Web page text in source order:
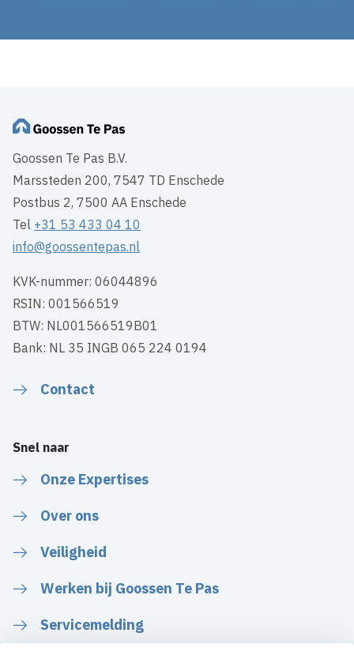
Goossen Te Pas B.V.
Marssteden 200, 7547 TD Enschede
Postbus 2, 7500 AA Enschede
Tel +31 53 433 04 10
info@goossentepas.nl
KVK-nummer: 06044896
RSIN: 001566519
BTW: NL001566519B01
Bank: NL 35 INGB 065 224 0194
Contact
Snel naar
Onze Expertises
Over ons
Veiligheid
Werken bij Goossen Te Pas
Servicemelding